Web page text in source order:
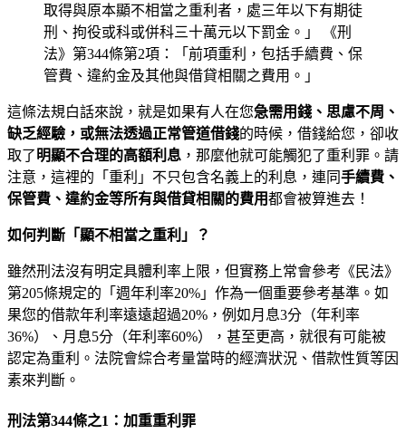
取得與原本顯不相當之重利者，處三年以下有期徒
刑、拘役或科或併科三十萬元以下罰金。」 《刑
法》第344條第2項：「前項重利，包括手續費、保
管費、違約金及其他與借貸相關之費用。」
這條法規白話來說，就是如果有人在您急需用錢、思慮不周、
缺乏經驗，或無法透過正常管道借錢的時候，借錢給您，卻收
取了明顯不合理的高額利息 ，那麼他就可能觸犯了重利罪。請
注意，這裡的「重利」不只包含名義上的利息，連同手續費、
保管費、違約金等所有與借貸相關的費用都會被算進去！
如何判斷「顯不相當之重利」？
雖然刑法沒有明定具體利率上限，但實務上常會參考《民法》
第205條規定的「週年利率20%」作為一個重要參考基準。如
果您的借款年利率遠遠超過20%，例如月息3分（年利率
36%）、月息5分（年利率60%），甚至更高，就很有可能被
認定為重利。法院會綜合考量當時的經濟狀況、借款性質等因
素來判斷。
刑法第344條之1：加重重利罪